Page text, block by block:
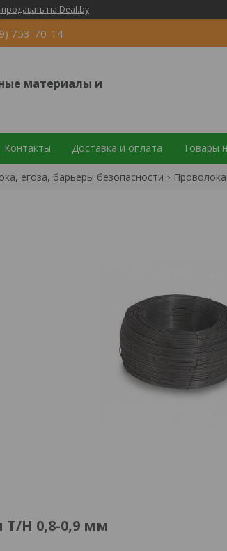
на Deal.by
753-70-14
материалы и
Контакты Доставка и оплата Товары
егоза, барьеры безопасности
Т/Н 0,8-0,9 мм